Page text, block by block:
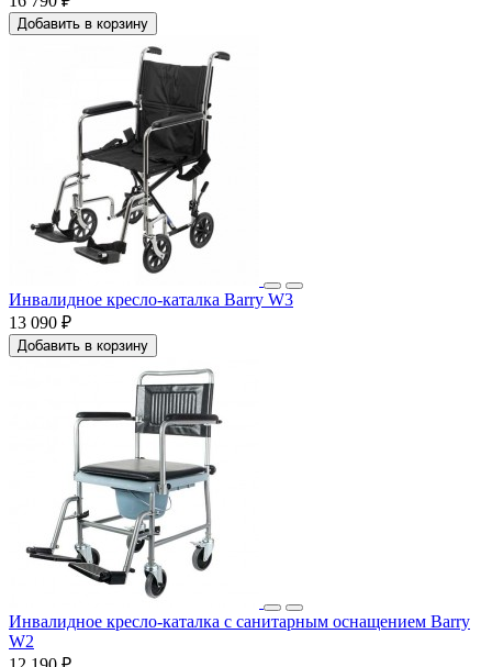
Добавить в корзину
Инвалидное кресло-каталка Barry W3
13 090 ₽
Добавить в корзину
Инвалидное кресло-каталка с санитарным оснащением Barry
W2